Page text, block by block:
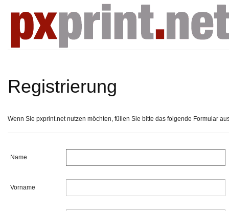
Registrierung
Wenn Sie pxprint.net nutzen möchten, füllen Sie bitte das folgende Formular
Name
Vorname